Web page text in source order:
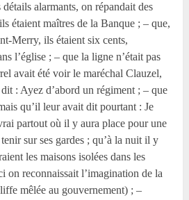
alarmants, on répandait des
étaient maîtres de la Banque ; – que,
Merry, ils étaient six cents,
l’église ; – que la ligne n’était pas
avait été voir le maréchal Clauzel,
: Ayez d’abord un régiment ; – que
qu’il leur avait dit pourtant : Je
partout où il y aura place pour une
sur ses gardes ; qu’à la nuit il y
les maisons isolées dans les
on reconnaissait l’imagination de la
mêlée au gouvernement) ; –